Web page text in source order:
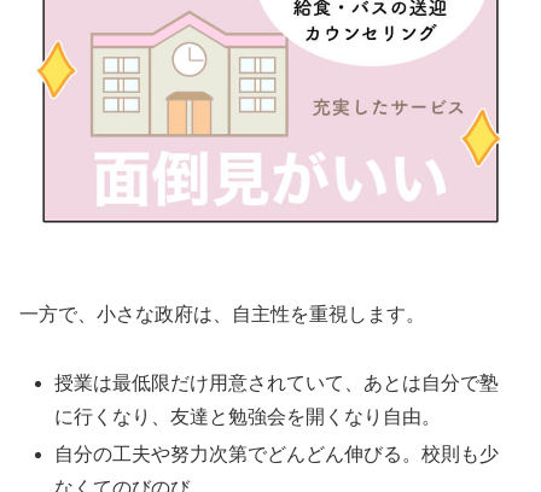
一方で、小さな政府は、自主性を重視します。
授業は最低限だけ用意されていて、あとは自分で塾
に行くなり、友達と勉強会を開くなり自由。
自分の工夫や努力次第でどんどん伸びる。校則も少